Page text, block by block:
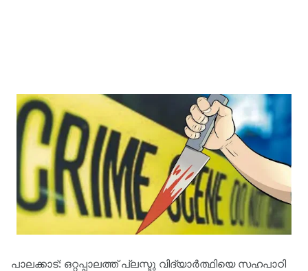
പാലക്കാട്: ഒറ്റപ്പാലത്ത് പ്ലസ്ടു വിദ്യാർത്ഥിയെ സഹപാഠി